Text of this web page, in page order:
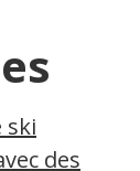
ski
des